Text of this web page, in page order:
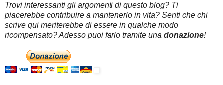
Trovi interessanti gli argomenti di questo blog? Ti
piacerebbe contribuire a mantenerlo in vita? Senti che chi
scrive qui meriterebbe di essere in qualche modo
ricompensato? Adesso puoi farlo tramite una donazione!